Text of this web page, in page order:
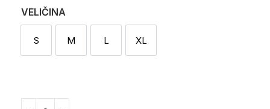
VELIČINA
S
S M
M L
L XL
XL